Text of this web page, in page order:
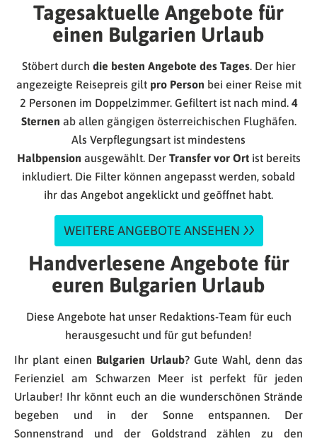
Tagesaktuelle Angebote für
einen Bulgarien Urlaub
Stöbert durch die besten Angebote des Tages. Der hier
angezeigte Reisepreis gilt pro Person bei einer Reise mit
2 Personen im Doppelzimmer. Gefiltert ist nach mind. 4
Sternen ab allen gängigen österreichischen Flughäfen.
Als Verpflegungsart ist mindestens
Halbpension ausgewählt. Der Transfer vor Ortist bereits
inkludiert. Die Filter können angepasst werden, sobald
ihr das Angebot angeklickt und geöffnet habt.
WEITERE ANGEBOTE ANSEHEN
Handverlesene Angebote für
euren Bulgarien Urlaub
Diese Angebote hat unser Redaktions-Team für euch
herausgesucht und für gut befunden!
Ihr plant einen Bulgarien Urlaub? Gute Wahl, denn das
Ferienziel am Schwarzen Meer ist perfekt für jeden
Urlauber! Ihr könnt euch an die wunderschönen Strände
begeben und in der Sonne entspannen. Der
Sonnenstrand und der Goldstrand zählen zu den